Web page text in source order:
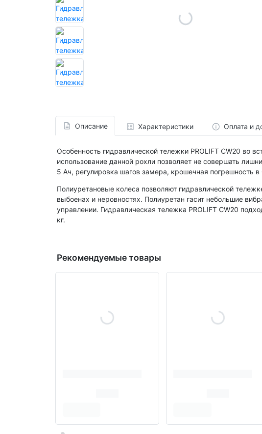
Описание Характеристики Оплата и
Особенность гидравлической тележки PROLIFT CW20 во
использование данной рохли позволяет не совершать
5 Ач, регулировка шагов замера, крошечная погрешность
Полиуретановые колеса позволяют гидравлической
выбоенах и неровностях. Полиуретан гасит небольшие
управлении. Гидравлическая тележка PROLIFT CW20
кг.
Рекомендуемые товары